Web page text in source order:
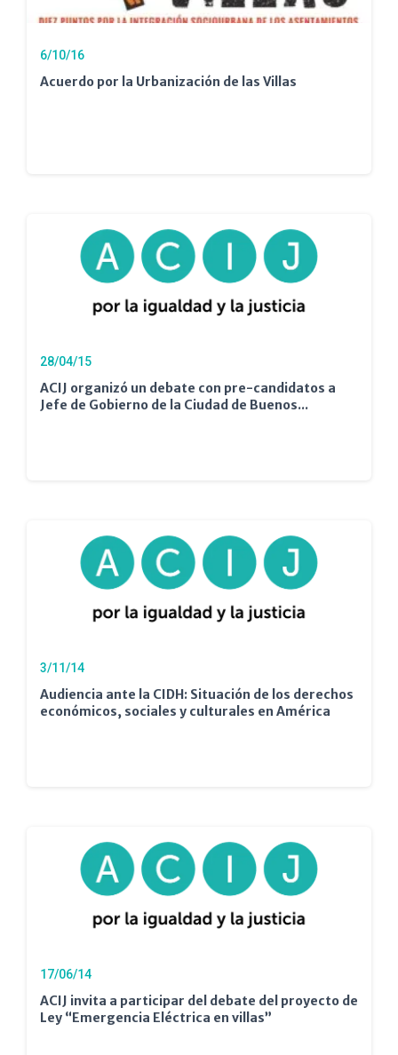
6/10/16
Acuerdo por la Urbanización de las Villas
28/04/15
ACIJ organizó un debate con pre-candidatos a
Jefe de Gobierno de la Ciudad de Buenos...
3/11/14
Audiencia ante la CIDH: Situación de los derechos
económicos, sociales y culturales en América
17/06/14
ACIJ invita a participar del debate del proyecto de
Ley “Emergencia Eléctrica en villas”